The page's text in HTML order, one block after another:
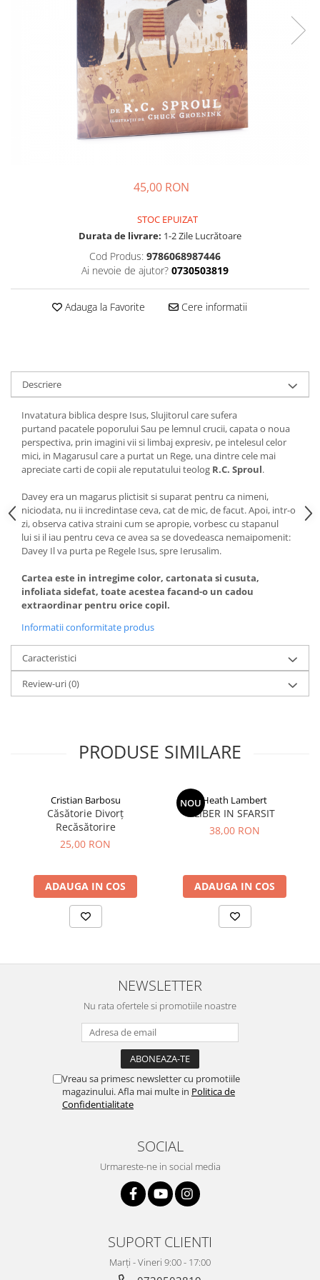
Prietenie, Logodnă și Căsătorie
Cărți de Colorat
Adolescenți și Tineri
Apologetică
Biografii
Reviste
Poezii
45,00 RON
STOC EPUIZAT
Durata de livrare: 1-2 Zile Lucrătoare
Cod Produs: 9786068987446
Ai nevoie de ajutor? 0730503819
Adauga la Favorite Cere informatii
Descriere
Invatatura biblica despre Isus, Slujitorul care sufera
purtand pacatele poporului Sau pe lemnul crucii, capata o noua
perspectiva, prin imagini vii si limbaj expresiv, pe intelesul celor
mici, in Magarusul care a purtat un Rege, una dintre cele mai
apreciate carti de copii ale reputatului teolog R.C. Sproul.
Davey era un magarus plictisit si suparat pentru ca nimeni,
niciodata, nu ii incredintase ceva, cat de mic, de facut. Apoi, intr-o
zi, observa cativa straini cum se apropie, vorbesc cu stapanul
lui si il iau pentru ceva ce avea sa se dovedeasca nemaipomenit:
Davey Il va purta pe Regele Isus, spre Ierusalim.
Cartea este in intregime color, cartonata si cusuta,
infoliata sidefat, toate acestea facand-o un cadou
extraordinar pentru orice copil.
Informatii conformitate produs
Caracteristici
Review-uri(0)
PRODUSE SIMILARE
Cristian Barbosu
Căsătorie Divorț
Recăsătorire
25,00 RON
ADAUGA IN COS
NOUHeath Lambert
LIBER IN SFARSIT
38,00 RON
ADAUGA IN COS
NEWSLETTER
Nu rata ofertele si promotiile noastre
Vreau sa primesc newsletter cu promotiile
magazinului. Afla mai multe in Politica de
Confidentialitate
SOCIAL
Urmareste-ne in social media
SUPORT CLIENTI
Marți - Vineri 9:00 - 17:00